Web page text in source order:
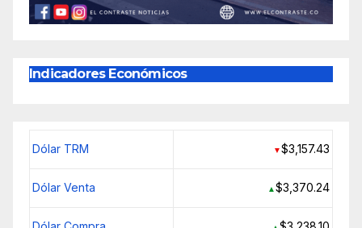
Indicadores Económicos
Dólar TRM ▼$3,157.43
Dólar Venta ▲$3,370.24